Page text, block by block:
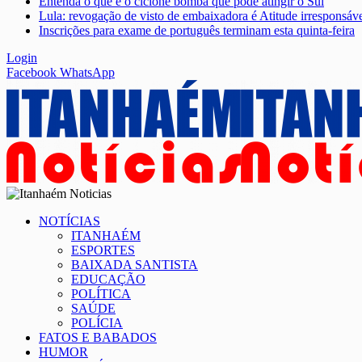
Lula: revogação de visto de embaixadora é Atitude
Inscrições para exame de português terminam esta quinta-feira
Login
Facebook WhatsApp
NOTÍCIAS
ITANHAÉM
ESPORTES
BAIXADA SANTISTA
EDUCAÇÃO
POLÍTICA
SAÚDE
POLÍCIA
FATOS E BABADOS
HUMOR